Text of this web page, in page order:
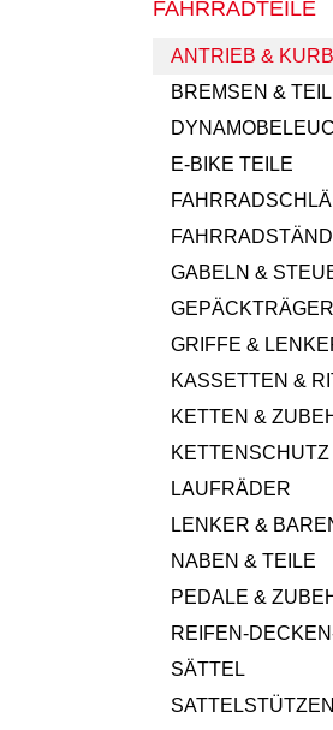
FAHRRADTEILE
ANTRIEB &
BREMSEN &
E-BIKE TEILE
GABELN &
GEPÄCKTRÄGER
GRIFFE &
KASSETTEN &
KETTEN &
KETTENSCHUTZ
LAUFRÄDER
LENKER &
NABEN & TEILE
PEDALE &
REIFEN-
SÄTTEL